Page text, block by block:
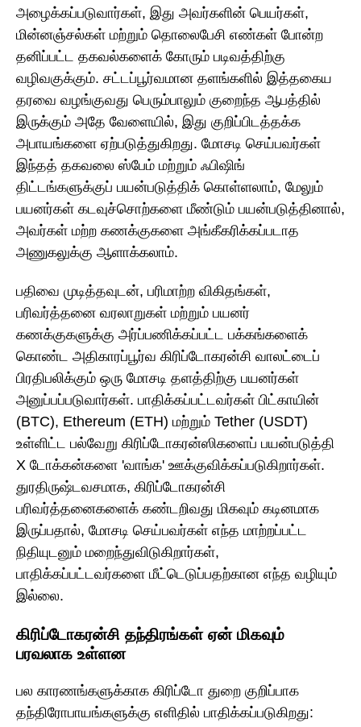
அழைக்கப்படுவார்கள், இது அவர்களின் பெயர்கள்,
மின்னஞ்சல்கள் மற்றும் தொலைபேசி எண்கள் போன்ற
தனிப்பட்ட தகவல்களைக் கோரும் படிவத்திற்கு
வழிவகுக்கும். சட்டப்பூர்வமான தளங்களில் இத்தகைய
தரவை வழங்குவது பெரும்பாலும் குறைந்த ஆபத்தில்
இருக்கும் அதே வேளையில், இது குறிப்பிடத்தக்க
அபாயங்களை ஏற்படுத்துகிறது. மோசடி செய்பவர்கள்
இந்தத் தகவலை ஸ்பேம் மற்றும் ஃபிஷிங்
திட்டங்களுக்குப் பயன்படுத்திக் கொள்ளலாம், மேலும்
பயனர்கள் கடவுச்சொற்களை மீண்டும் பயன்படுத்தினால்,
அவர்கள் மற்ற கணக்குகளை அங்கீகரிக்கப்படாத
அணுகலுக்கு ஆளாக்கலாம்.
பதிவை முடித்தவுடன், பரிமாற்ற விகிதங்கள்,
பரிவர்த்தனை வரலாறுகள் மற்றும் பயனர்
கணக்குகளுக்கு அர்ப்பணிக்கப்பட்ட பக்கங்களைக்
கொண்ட அதிகாரப்பூர்வ கிரிப்டோகரன்சி வாலட்டைப்
பிரதிபலிக்கும் ஒரு மோசடி தளத்திற்கு பயனர்கள்
அனுப்பப்படுவார்கள். பாதிக்கப்பட்டவர்கள் பிட்காயின்
(BTC), Ethereum (ETH) மற்றும் Tether (USDT)
உள்ளிட்ட பல்வேறு கிரிப்டோகரன்ஸிகளைப் பயன்படுத்தி
X டோக்கன்களை 'வாங்க' ஊக்குவிக்கப்படுகிறார்கள்.
துரதிருஷ்டவசமாக, கிரிப்டோகரன்சி
பரிவர்த்தனைகளைக் கண்டறிவது மிகவும் கடினமாக
இருப்பதால், மோசடி செய்பவர்கள் எந்த மாற்றப்பட்ட
நிதியுடனும் மறைந்துவிடுகிறார்கள்,
பாதிக்கப்பட்டவர்களை மீட்டெடுப்பதற்கான எந்த வழியும்
இல்லை.
கிரிப்டோகரன்சி தந்திரங்கள் ஏன் மிகவும்
பரவலாக உள்ளன
பல காரணங்களுக்காக கிரிப்டோ துறை குறிப்பாக
தந்திரோபாயங்களுக்கு எளிதில் பாதிக்கப்படுகிறது: